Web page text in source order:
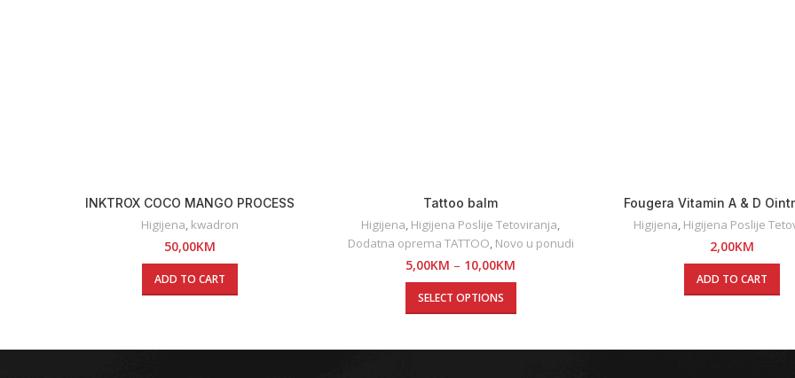
INKTROX COCO MANGO PROCESS
TATTOO BUTTER – 200 ML
Higijena, kwadron
50,00KM
ADD TO CART
Tattoo balm
Higijena, Higijena Poslije Tetoviranja,
Dodatna oprema TATTOO, Novo u ponudi
5,00KM – 10,00KM
SELECT OPTIONS
Fougera Vitamin A & D
Higijena, Higijena Poslije
2,00KM
ADD TO CART